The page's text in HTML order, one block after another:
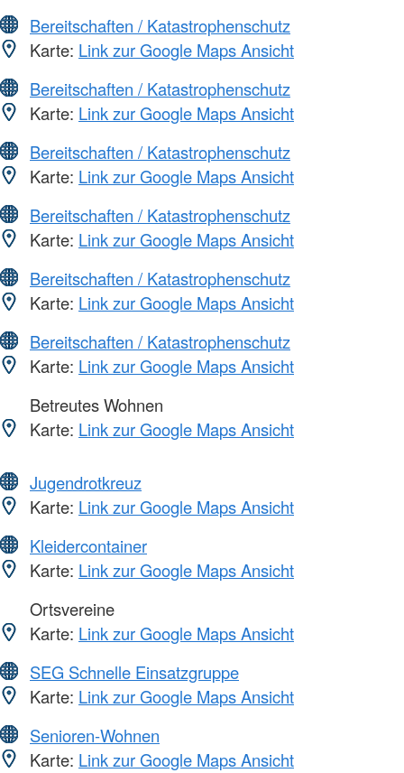
Bereitschaften / Katastrophenschutz
Karte: Link zur Google Maps Ansicht
Bereitschaften / Katastrophenschutz
Karte: Link zur Google Maps Ansicht
Bereitschaften / Katastrophenschutz
Karte: Link zur Google Maps Ansicht
Bereitschaften / Katastrophenschutz
Karte: Link zur Google Maps Ansicht
Bereitschaften / Katastrophenschutz
Karte: Link zur Google Maps Ansicht
Bereitschaften / Katastrophenschutz
Karte: Link zur Google Maps Ansicht
Betreutes Wohnen
Karte: Link zur Google Maps Ansicht
Jugendrotkreuz
Karte: Link zur Google Maps Ansicht
Kleidercontainer
Karte: Link zur Google Maps Ansicht
Ortsvereine
Karte: Link zur Google Maps Ansicht
SEG Schnelle Einsatzgruppe
Karte: Link zur Google Maps Ansicht
Senioren-Wohnen
Karte: Link zur Google Maps Ansicht